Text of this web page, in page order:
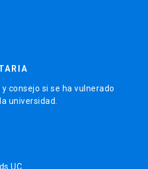
consejo si se ha vulnerado
universidad.
UC